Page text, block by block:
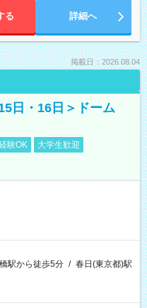
る 詳細へ
掲載日：2026.08.04
日・16日＞ドーム
験OK
大学生歓迎
駅から徒歩5分 / 春日(東京都)駅